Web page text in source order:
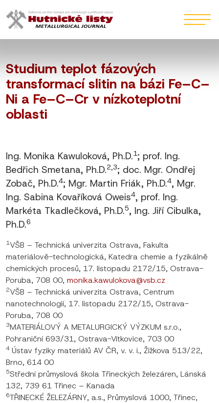
Studium teplot fázových
transformací slitin na bázi Fe–C–
Ni a Fe–C–Cr v nízkoteplotní
oblasti
Ing. Monika Kawuloková, Ph.D.1; prof. Ing.
Bedřich Smetana, Ph.D.2,3; doc. Mgr. Ondřej
Zobač, Ph.D.4; Mgr. Martin Friák, Ph.D.4, Mgr.
Ing. Sabina Kovaříková Oweis4, prof. Ing.
Markéta Tkadlečková, Ph.D.5, Ing. Jiří Cibulka,
Ph.D.6
1VŠB – Technická univerzita Ostrava, Fakulta
materiálově-technologická, Katedra chemie a fyzikálně
chemických procesů, 17. listopadu 2172/15, Ostrava-
Poruba, 708 00, monika.kawulokova@vsb.cz
2VŠB – Technická univerzita Ostrava, Centrum
nanotechnologií, 17. listopadu 2172/15, Ostrava-
Poruba, 708 00
3MATERIÁLOVÝ A METALURGICKÝ VÝZKUM s.r.o.,
Pohraniční 693/31, Ostrava-Vítkovice, 703 00
4 Ústav fyziky materiálů AV ČR, v. v. i., Žižkova 513/22,
Brno, 614 00
5Střední průmyslová škola Třineckých železáren, Lánská
132, 739 61 Třinec – Kanada
6TŘINECKÉ ŽELEZÁRNY, a.s., Průmyslová 1000, Třinec,